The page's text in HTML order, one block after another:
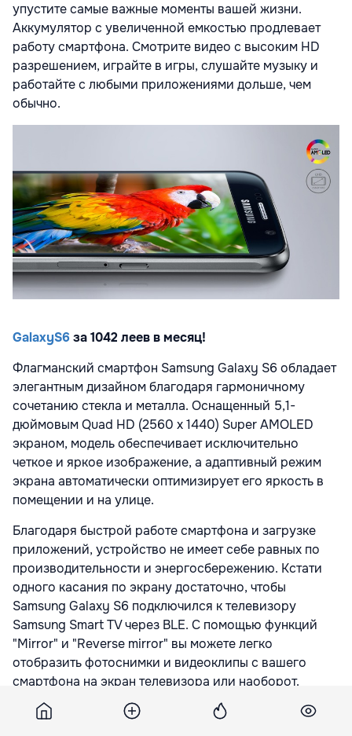
упустите самые важные моменты вашей жизни.
Аккумулятор с увеличенной емкостью продлевает
работу смартфона. Смотрите видео с высоким HD
разрешением, играйте в игры, слушайте музыку и
работайте с любыми приложениями дольше, чем
обычно.
GalaxyS6 за 1042 леев в месяц!
Флагманский смартфон Samsung Galaxy S6 обладает
элегантным дизайном благодаря гармоничному
сочетанию стекла и металла. Оснащенный 5,1-
дюймовым Quad HD (2560 х 1440) Super AMOLED
экраном, модель обеспечивает исключительно
четкое и яркое изображение, а адаптивный режим
экрана автоматически оптимизирует его яркость в
помещении и на улице.
Благодаря быстрой работе смартфона и загрузке
приложений, устройство не имеет себе равных по
производительности и энергосбережению. Кстати
одного касания по экрану достаточно, чтобы
Samsung Galaxy S6 подключился к телевизору
Samsung Smart TV через BLЕ. С помощью функций
"Mirror" и "Reverse mirror" вы можете легко
отобразить фотоснимки и видеоклипы с вашего
смартфона на экран телевизора или наоборот.